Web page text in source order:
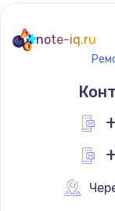
note-iq.ru